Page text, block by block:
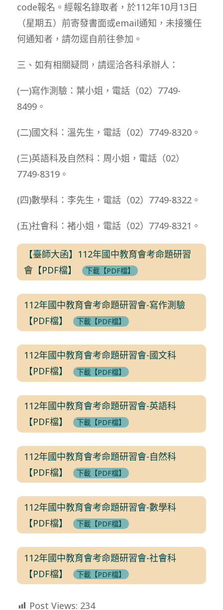
code報名。經報名錄取者，於112年10月13日
（星期五）前寄發書面或email通知，未接獲任
何通知者，請勿逕自前往參加。
三、如有相關疑問，請逕洽各科承辦人：
(一)寫作測驗：葉小姐，電話（02）7749-
8499。
(二)國文科：溫先生，電話（02）7749-8320。
(三)英語科及自然科：周小姐，電話（02）
7749-8319。
(四)數學科：李先生，電話（02）7749-8322。
(五)社會科：褚小姐，電話（02）7749-8321。
【臺師大函】112年國中教育會考命題研習
會【PDF檔】
下載【PDF檔】
112年國中教育會考命題研習會-寫作測驗
【PDF檔】
下載【PDF檔】
112年國中教育會考命題研習會-國文科
【PDF檔】
下載【PDF檔】
112年國中教育會考命題研習會-英語科
【PDF檔】
下載【PDF檔】
112年國中教育會考命題研習會-自然科
【PDF檔】
下載【PDF檔】
112年國中教育會考命題研習會-數學科
【PDF檔】
下載【PDF檔】
112年國中教育會考命題研習會-社會科
【PDF檔】
下載【PDF檔】
Post Views: 234